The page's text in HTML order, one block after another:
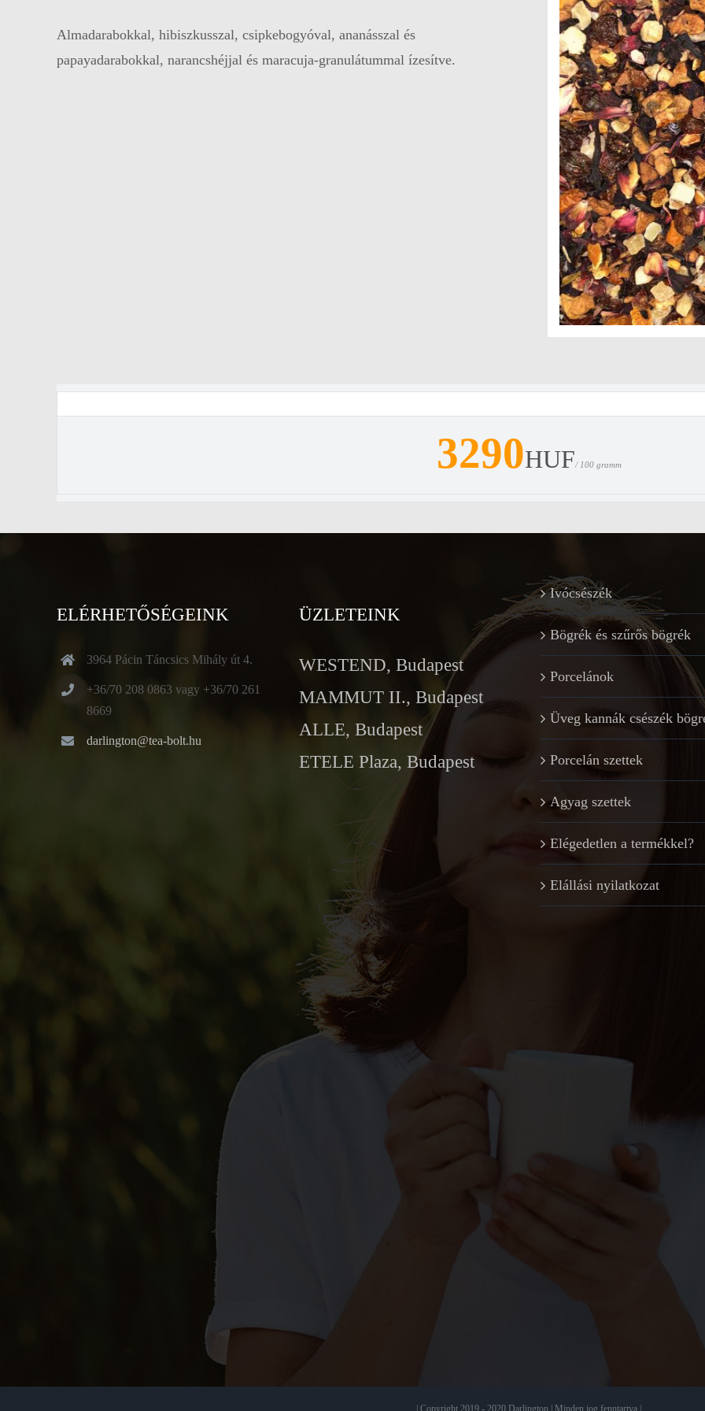
Almadarabokkal, hibiszkusszal, csipkebogyóval, ananásszal és
papayadarabokkal, narancshéjjal és maracuja-granulátummal ízesítve.
3290HUF/ 100 gramm
ELÉRHETŐSÉGEINK
3964 Pácin Táncsics Mihály út 4.
+36/70 208 0863 vagy +36/70 261
8669
darlington@tea-bolt.hu
ÜZLETEINK
WESTEND, Budapest
MAMMUT II., Budapest
ALLE, Budapest
ETELE Plaza, Budapest
Ivócsészék
Bögrék és szűrős bögrék
Porcelánok
Üveg kannák csészék
Porcelán szettek
Agyag szettek
Elégedetlen a termékkel?
Elállási nyilatkozat
| Copyright 2019 - 2020 Darlington | Minden jog fenntartva |